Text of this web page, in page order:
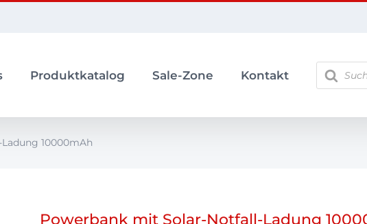
Produktkatalog Sale-Zone Kontakt
Products
search
10000mAh
Powerbank mit Solar-Notfall-Ladung